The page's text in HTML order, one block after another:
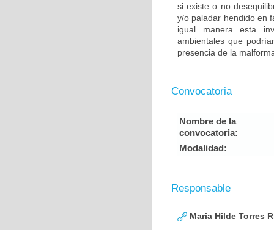
si existe o no
y/o paladar hendido en
igual manera esta
ambientales que
presencia de la
Convocatoria
Nombre de la
convocatoria:
Modalidad:
Responsable
Maria Hilde Torres